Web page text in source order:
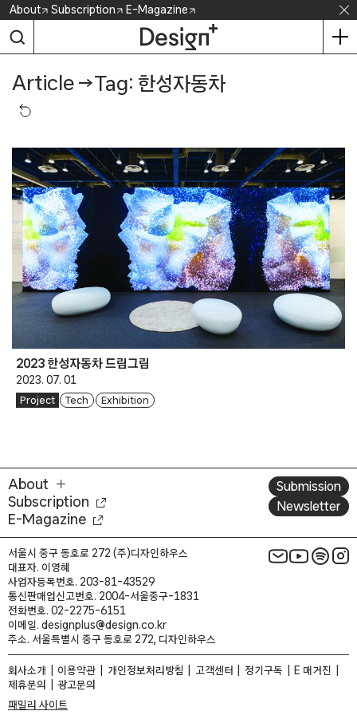
Skip
content
About Subscription E-Magazine
Article →Tag: 한성자동차
2023 한성자동차 드림그림
2023. 07. 01
Project Tech Exhibition
About
Subscription
E-Magazine
Submission
Newsletter
서울시 중구 동호로 272 (주)디자인하우스
대표자. 이영혜
사업자등록번호. 203-81-43529
통신판매업신고번호. 2004-서울중구-1831
전화번호. 02-2275-6151
이메일. designplus@design.co.kr
주소. 서울특별시 중구 동호로 272, 디자인하우스
회사소개 이용약관 개인정보처리방침 고객센터 정기구독
E 매거진
제휴문의
광고문의
패밀리 사이트